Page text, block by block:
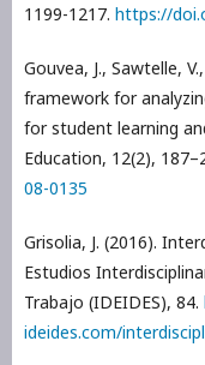
1199-1217. https://
Gouvea, J., Sawtelle,
framework for
for student learning
Education, 12(2),
08-0135
Grisolia, J. (2016).
Estudios
Trabajo (IDEIDES), 84.
ideides.com/